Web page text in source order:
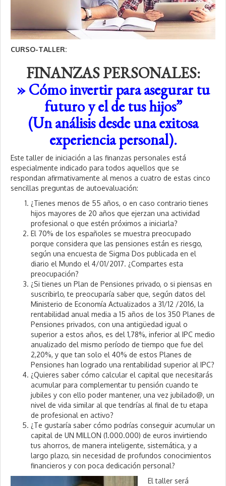
CURSO-TALLER:
FINANZASPERSONALES:
» Cómo invertir para asegurar tu
futuro y el de tus hijos”
(Un análisis desde una exitosa
experiencia personal).
Este taller de iniciación a las finanzas personales está
especialmente indicado para todos aquellos que se
respondan afirmativamente al menos a cuatro de estas cinco
sencillas preguntas de autoevaluación:
¿Tienes menos de 55 años, o en caso contrario tienes
hijos mayores de 20 años que ejerzan una actividad
profesional o que estén próximos a iniciarla?
El 70% de los españoles se muestra preocupado
porque considera que las pensiones están es riesgo,
según una encuesta de Sigma Dos publicada en el
diario el Mundo el 4/01/2017. ¿Compartes esta
preocupación?
¿Si tienes un Plan de Pensiones privado, o si piensas en
suscribirlo, te preocuparía saber que, según datos del
Ministerio de Economía Actualizados a 31/12 /2016, la
rentabilidad anual media a 15 años de los 350 Planes de
Pensiones privados, con una antigüedad igual o
superior a estos años, es del 1,78%, inferior al IPC medio
anualizado del mismo período de tiempo que fue del
2,20%, y que tan solo el 40% de estos Planes de
Pensiones han logrado una rentabilidad superior al IPC?
¿Quieres saber cómo calcular el capital que necesitarás
acumular para complementar tu pensión cuando te
jubiles y con ello poder mantener, una vez jubilado@, un
nivel de vida similar al que tendrías al final de tu etapa
de profesional en activo?
¿Te gustaría saber cómo podrías conseguir acumular un
capital de UN MILLON (1.000.000) de euros invirtiendo
tus ahorros, de manera inteligente, sistemática, y a
largo plazo, sin necesidad de profundos conocimientos
financieros y con poca dedicación personal?
El taller será